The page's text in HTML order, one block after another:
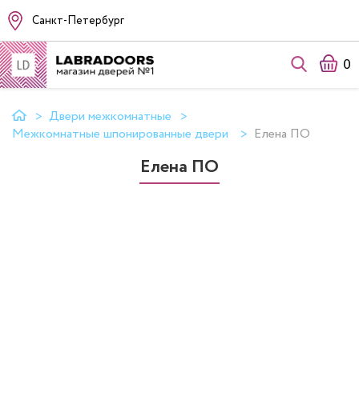
Санкт-Петербург
0
Двери межкомнатные
Межкомнатные шпонированные двери
Елена ПО
Елена ПО